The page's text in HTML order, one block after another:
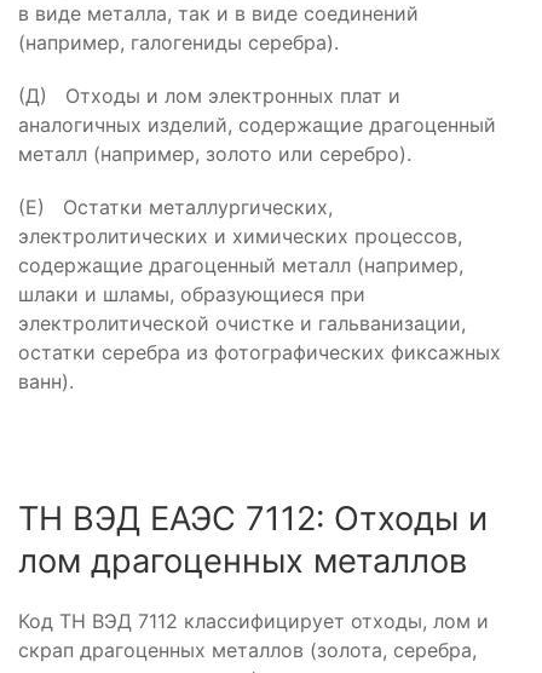
в виде металла, так и в виде соединений
(например, галогениды серебра).
(Д) Отходы и лом электронных плат и
аналогичных изделий, содержащие драгоценный
металл (например, золото или серебро).
(Е) Остатки металлургических,
электролитических и химических процессов,
содержащие драгоценный металл (например,
шлаки и шламы, образующиеся при
электролитической очистке и гальванизации,
остатки серебра из фотографических фиксажных
ванн).
ТН ВЭД ЕАЭС 7112: Отходы и
лом драгоценных металлов
Код ТН ВЭД 7112 классифицирует отходы, лом и
скрап драгоценных металлов (золота, серебра,